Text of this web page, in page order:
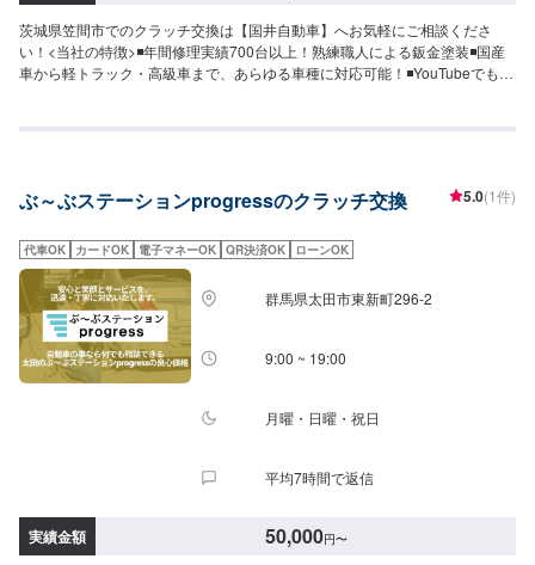
茨城県笠間市でのクラッチ交換は【国井自動車】へお気軽にご相談くださ
い！<当社の特徴>◾年間修理実績700台以上！熟練職人による鈑金塗装◾国産
車から軽トラック・高級車まで、あらゆる車種に対応可能！◾YouTubeでも紹
い…などのご相談もお気軽にどうぞ！【1】オファーにてお問い合わせ【2】
納期は前後する場合がございます。予めご了承ください。-----ご来店時の注
務所前の空いているスペースに駐車してください。受付はスタッフへ「メン
テモで予約しました」とお伝えください。ご案内いたします。【定休日・営
業時間】定休日：第２、４土曜日、日曜日、祝日営業時間：8:00~17:00
ぶ～ぶステーションprogressのクラッチ交換 5.0(1件)
代車OK カードOK 電子マネーOK QR決済OK ローンOK
群馬県太田市東新町296-2
9:00 ~ 19:00
月曜・日曜・祝日
平均7時間で返信
実績金額 50,000円〜